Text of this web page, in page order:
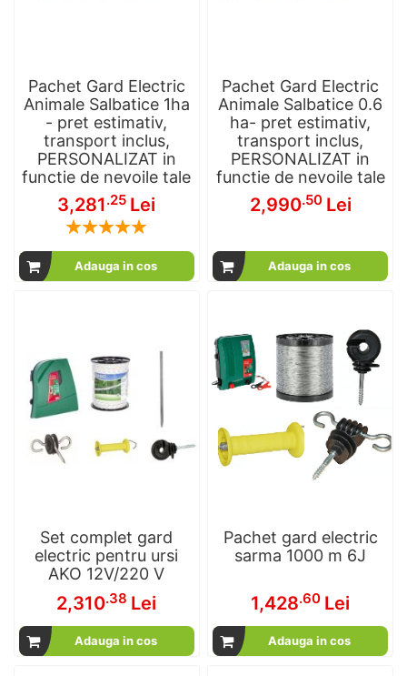
Pachet Gard Electric
Animale Salbatice 1ha
- pret estimativ,
transport inclus,
PERSONALIZAT in
functie de nevoile tale
3,281.25 Lei
Rating:
Adauga in cos
Pachet Gard Electric
Animale Salbatice 0.6
ha- pret estimativ,
transport inclus,
PERSONALIZAT in
functie de nevoile tale
2,990.50 Lei
Adauga in cos
Set complet gard
electric pentru ursi
AKO 12V/220 V
2,310.38 Lei
Adauga in cos
Pachet gard electric
sarma 1000 m 6J
1,428.60 Lei
Adauga in cos